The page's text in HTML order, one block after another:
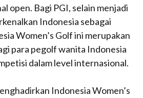
open. Bagi PGI, selain menjadi
Indonesia sebagai
Women’s Golf ini merupakan
para pegolf wanita Indonesia
dalam level internasional.
Indonesia Women’s